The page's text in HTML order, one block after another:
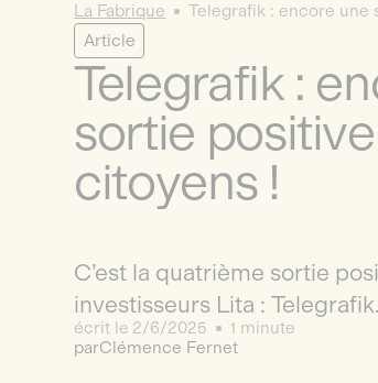
La Fabrique
Telegrafik : encore une
Article
Telegrafik :
sortie
citoyens !
C’est la quatrième sortie
investisseurs Lita :
écrit le 2/6/2025
1 minute
parClémence Fernet